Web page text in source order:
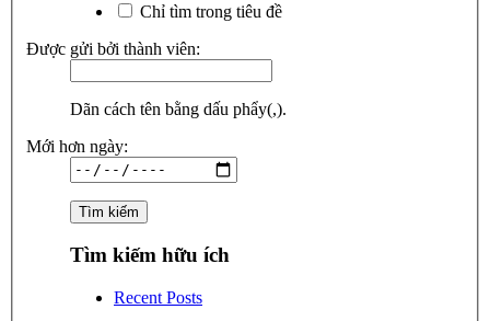
Chỉ tìm trong tiêu đề
Được gửi bởi thành viên:
Dãn cách tên bằng dấu phẩy(,).
Mới hơn ngày:
Tìm kiếm hữu ích
Recent Posts